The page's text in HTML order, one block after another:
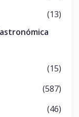
(13)
(15)
(587)
(46)